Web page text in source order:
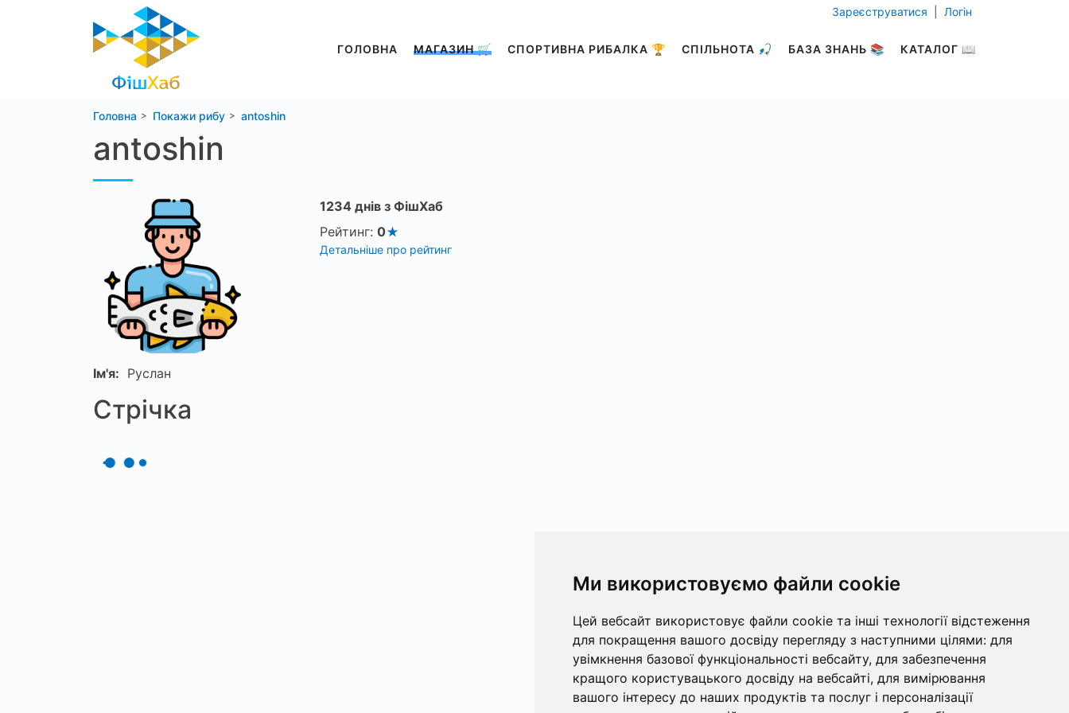
Ми використовуємо файли cookie
Цей вебсайт використовує файли cookie та інші технології відстеження
для покращення вашого досвіду перегляду з наступними цілями: для
увімкнення базової функціональності вебсайту, для забезпечення
кращого користувацького досвіду на вебсайті, для вимірювання
вашого інтересу до наших продуктів та послуг і персоналізації
ГОЛОВНА МАГАЗИН 🛒 СПОРТИВНА РИБАЛКА 🏆 СПІЛЬНОТА 🎣 БАЗА ЗНАНЬ 📚 КАТАЛОГ 📖
Зареєструватися Логін
Головна Покажи рибу antoshin
antoshin
1234 днів з ФішХаб
Рейтинг: 0
Детальніше про рейтинг
Ім'я: Руслан
Стрічка